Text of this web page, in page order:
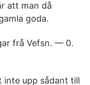
att man då
goda.
frå Vefsn. — 0.
inte upp sådant till